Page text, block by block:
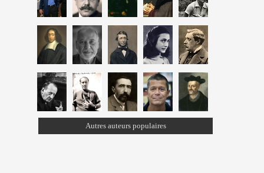
Autres auteurs populaires